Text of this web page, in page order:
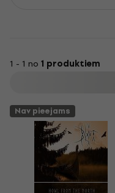
1 - 1 no 1 produktiem
Nav pieejams